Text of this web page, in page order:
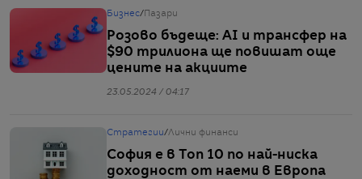
Бизнес/ Пазари
Розово бъдеще: AI и трансфер на
$90 трилиона ще повишат още
цените на акциите
23.05.2024 / 04:17
Стратегии/Лични финанси
София е в Топ 10 по най-ниска
доходност от наеми в Европа